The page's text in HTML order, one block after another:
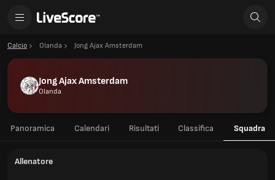
Calcio Olanda Jong Ajax Amsterdam
Jong Ajax Amsterdam
Olanda
Panoramica Calendari Risultati Classifica Squadra
Allenatore